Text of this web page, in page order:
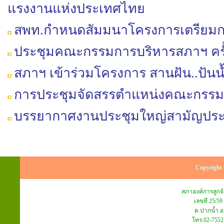
แรงงานแห่งประเทศไทย
สพท.กำหนดสัมมนาโครงการเตรียม
ประชุมคณะกรรมการบริหารสภาฯ ค
สภาฯ เข้าร่วมโครงการ สานฝัน..ปัน
การประชุมจัดสรรตำแหน่งคณะกรร
บรรยากาศงานประชุมใหญ่สามัญปร
Copyright
สภาองค์การลูก
เลขที่ 25/
ต.ปากน้ำ อ
โทร.02-